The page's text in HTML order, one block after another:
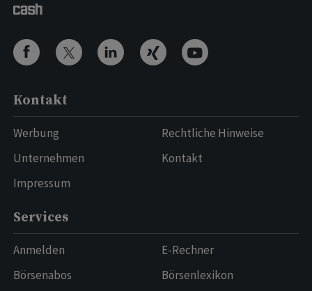
Kontakt
Werbung
Unternehmen
Impressum
Rechtliche Hinweise
Kontakt
Services
Anmelden
Börsenabos
E-Rechner
Börsenlexikon